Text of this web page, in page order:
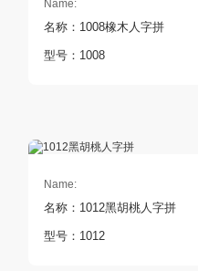
Name:
名称：1008橡木人字拼
型号：1008
Name:
名称：1012黑胡桃人字拼
型号：1012